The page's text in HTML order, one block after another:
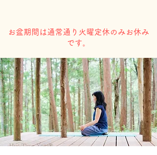
​お盆期間は通常通り火曜定休のみお休み
です。